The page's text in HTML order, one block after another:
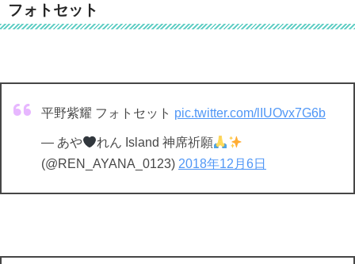
フォトセット
平野紫耀 フォトセット pic.twitter.com/lIUOvx7G6b
— あや
れん Island 神席祈願
(@REN_AYANA_0123) 2018年12月6日